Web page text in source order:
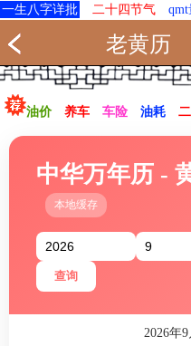
一生八字详批 二十四节气
老黄历
油价 养车 车险 油耗
中华万年历 -
本地缓存
查询
2026年